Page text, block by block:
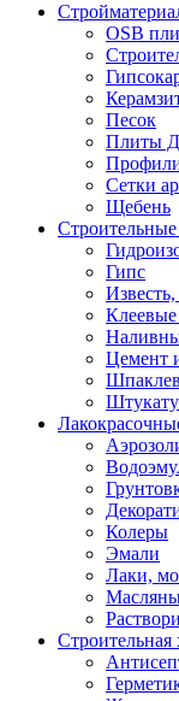
OSB
Песок
Плиты
Сетки
Щебень
Строительные
Гипс
Клеевые
Цемент
Колеры
Эмали
Лаки,
Строительная